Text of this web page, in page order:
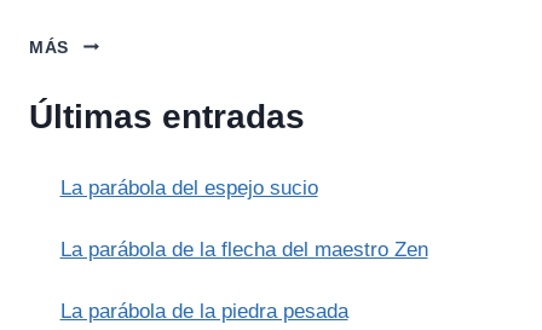
MÁS
HERA:
Y
DE
IRA
Últimas entradas
La parábola del espejo sucio
La parábola de la flecha del maestro Zen
La parábola de la piedra pesada